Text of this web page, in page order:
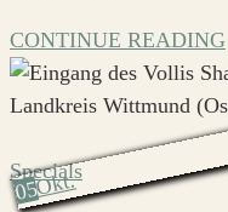
CONTINUE READING
05Okt.
Specials